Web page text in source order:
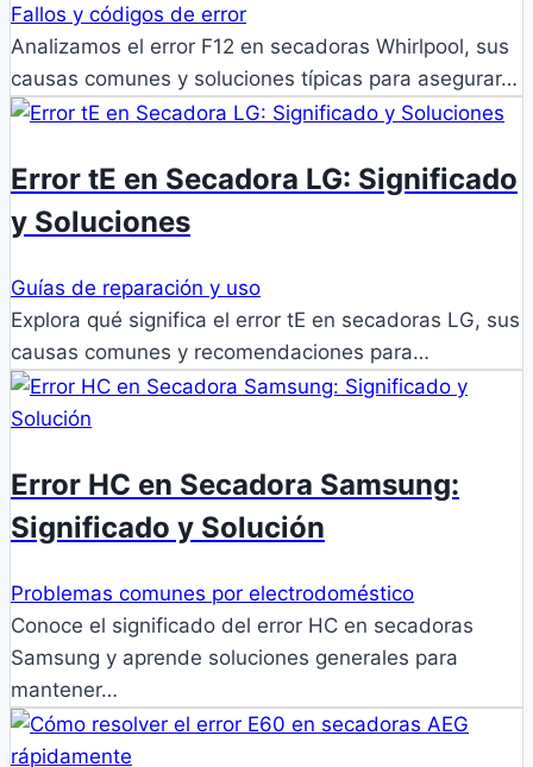
Fallos y códigos de error
Analizamos el error F12 en secadoras Whirlpool, sus
causas comunes y soluciones típicas para asegurar…
Error tE en Secadora LG: Significado
y Soluciones
Guías de reparación y uso
Explora qué significa el error tE en secadoras LG, sus
causas comunes y recomendaciones para…
Error HC en Secadora Samsung:
Significado y Solución
Problemas comunes por electrodoméstico
Conoce el significado del error HC en secadoras
Samsung y aprende soluciones generales para
mantener…